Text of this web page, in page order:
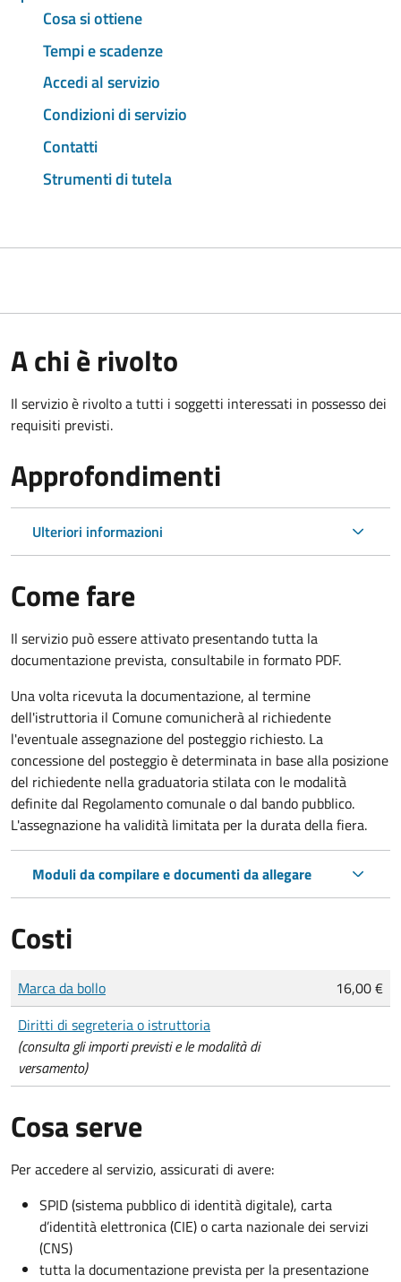
Cosa si ottiene
Tempi e scadenze
Accedi al servizio
Condizioni di servizio
Contatti
Strumenti di tutela
A chi è rivolto
Il servizio è rivolto a tutti i soggetti interessati in possesso dei
requisiti previsti.
Approfondimenti
Ulteriori informazioni
Come fare
Il servizio può essere attivato presentando tutta la
documentazione prevista, consultabile in formato PDF.
Una volta ricevuta la documentazione, al termine
dell'istruttoria il Comune comunicherà al richiedente
l'eventuale assegnazione del posteggio richiesto. La
concessione del posteggio è determinata in base alla posizione
del richiedente nella graduatoria stilata con le modalità
definite dal Regolamento comunale o dal bando pubblico.
L'assegnazione ha validità limitata per la durata della fiera.
Moduli da compilare e documenti da allegare
Costi
Tipo di pagamento
Importo
Marca da bollo
16,00 €
Diritti di segreteria o istruttoria
(consulta gli importi previsti e le modalità di
versamento)
Cosa serve
Per accedere al servizio, assicurati di avere:
SPID (sistema pubblico di identità digitale), carta
d’identità elettronica (CIE) o carta nazionale dei servizi
(CNS)
tutta la documentazione prevista per la presentazione